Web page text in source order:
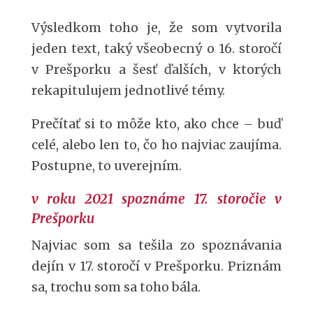
Výsledkom toho je, že som vytvorila
jeden text, taký všeobecný o 16. storočí
v Prešporku a šesť ďalších, v ktorých
rekapitulujem jednotlivé témy.
Prečítať si to môže kto, ako chce – buď
celé, alebo len to, čo ho najviac zaujíma.
Postupne, to uverejním.
v roku 2021 spoznáme 17. storočie v
Prešporku
Najviac som sa tešila zo spoznávania
dejín v 17. storočí v Prešporku. Priznám
sa, trochu som sa toho bála.